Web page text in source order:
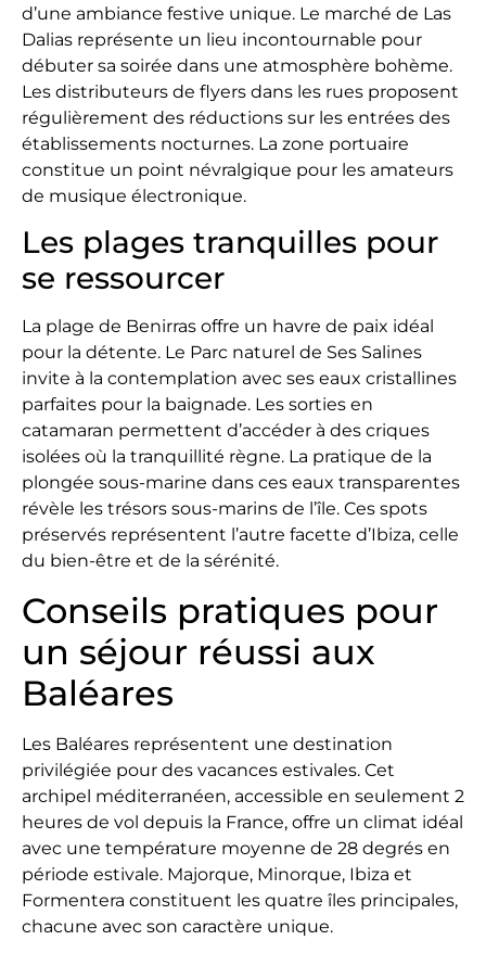
d’une ambiance festive unique. Le marché de Las
Dalias représente un lieu incontournable pour
débuter sa soirée dans une atmosphère bohème.
Les distributeurs de flyers dans les rues proposent
régulièrement des réductions sur les entrées des
établissements nocturnes. La zone portuaire
constitue un point névralgique pour les amateurs
de musique électronique.
Les plages tranquilles pour
se ressourcer
La plage de Benirras offre un havre de paix idéal
pour la détente. Le Parc naturel de Ses Salines
invite à la contemplation avec ses eaux cristallines
parfaites pour la baignade. Les sorties en
catamaran permettent d’accéder à des criques
isolées où la tranquillité règne. La pratique de la
plongée sous-marine dans ces eaux transparentes
révèle les trésors sous-marins de l’île. Ces spots
préservés représentent l’autre facette d’Ibiza, celle
du bien-être et de la sérénité.
Conseils pratiques pour
un séjour réussi aux
Baléares
Les Baléares représentent une destination
privilégiée pour des vacances estivales. Cet
archipel méditerranéen, accessible en seulement 2
heures de vol depuis la France, offre un climat idéal
avec une température moyenne de 28 degrés en
période estivale. Majorque, Minorque, Ibiza et
Formentera constituent les quatre îles principales,
chacune avec son caractère unique.